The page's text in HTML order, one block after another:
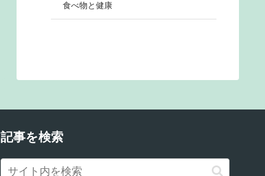
食べ物と健康
記事を検索